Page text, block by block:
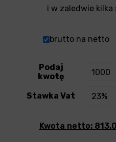
i w zaledwie kilka
brutto na netto
Podaj
kwotę
Stawka Vat
Kwota netto: